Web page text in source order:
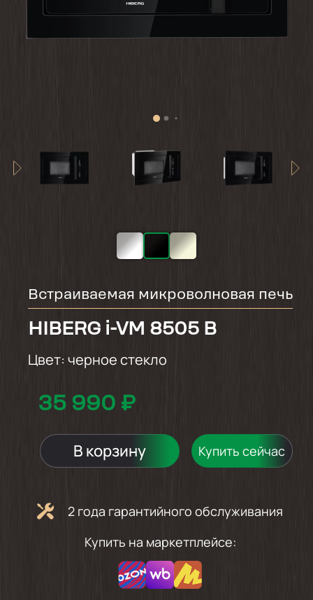
Встраиваемая микроволновая печь
HIBERG i-VM 8505 B
Цвет: черное стекло
35 990 ₽
В корзину Купить сейчас
2 года гарантийного обслуживания
Купить на маркетплейсе: